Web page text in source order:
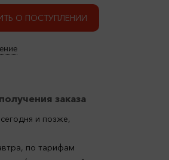
О ПОСТУПЛЕНИИ
заказа
сегодня и позже,
по тарифам